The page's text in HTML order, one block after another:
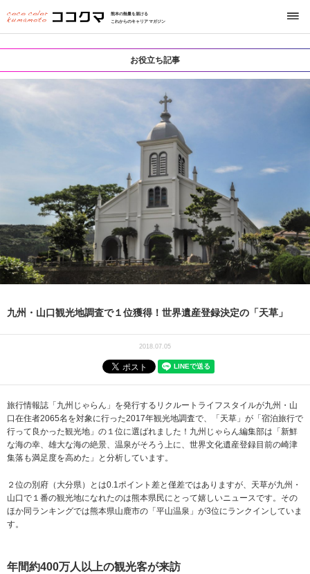
熊本の熱量を届ける
これからのキャリアマガジン
お役立ち記事
九州・山口観光地調査で１位獲得！世界遺産登録決定の「天草」
2018.07.05
旅行情報誌「九州じゃらん」を発行するリクルートライフスタイルが九州・山
口在住者2065名を対象に行った2017年観光地調査で、「天草」が「宿泊旅行で
行って良かった観光地」の１位に選ばれました！九州じゃらん編集部は「新鮮
な海の幸、雄大な海の絶景、温泉がそろう上に、世界文化遺産登録目前の崎津
集落も満足度を高めた」と分析しています。
２位の別府（大分県）とは0.1ポイント差と僅差ではありますが、天草が九州・
山口で１番の観光地になれたのは熊本県民にとって嬉しいニュースです。その
ほか同ランキングでは熊本県山鹿市の「平山温泉」が3位にランクインしていま
す。
年間約400万人以上の観光客が来訪